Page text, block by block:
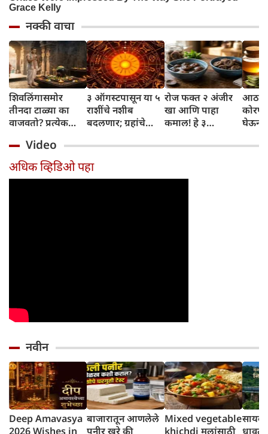
नक्की वाचा
शिवलिंगासमोर
तीनदा टाळ्या का
वाजवतो? प्रत्येक
जाणून घ्या
३ ऑगस्टपासून या ५
राशींचे नशीब
बदलणार; ग्रहांचे
संपतील आणि शुभ
दिवसांची सुरुवात
होईल
रोज फक्त २ अंजीर
खा आणि पाहा
कमाल! हे ३
तुम्हाला ठाऊक
घेऊन
Video
अधिक व्हिडिओ पहा
नवीन
Deep Amavasya
2026 Wishes in
बाजारातून आणलेले
पनीर खरे की
Mixed vegetable
khichdi मुलांसाठी धावते